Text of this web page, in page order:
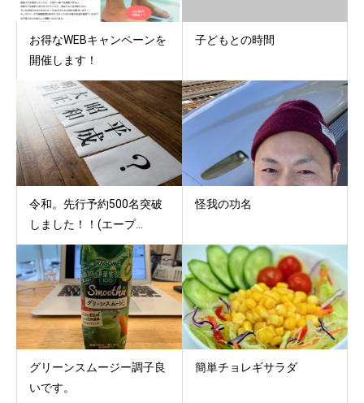
お得なWEBキャンペーンを
開催します！
子どもとの時間
令和。先行予約500名突破
しました！！(エープ...
怪我の功名
グリーンスムージー調子良
いです。
簡単チョレギサラダ